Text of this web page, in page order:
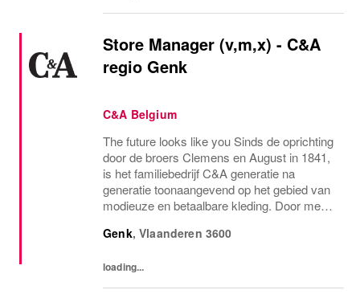
Store Manager (v,m,x) - C&A
regio Genk
C&A Belgium
The future looks like you Sinds de oprichting
door de broers Clemens en August in 1841,
is het familiebedrijf C&A generatie na
generatie toonaangevend op het gebied van
modieuze en betaalbare kleding. Door mens
bepalen wij de toon voor de mode-industrie...
Genk,Vlaanderen 3600
loading...